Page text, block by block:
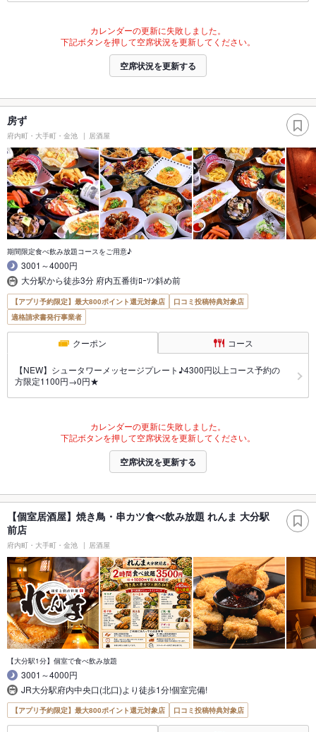
カレンダーの更新に失敗しました。
下記ボタンを押して空席状況を更新してください。
空席状況を更新する
房ず
府内町・大手町・金池 居酒屋
期間限定食べ飲み放題コースをご用意♪
3001～4000円
大分駅から徒歩3分 府内五番街ﾛｰｿﾝ斜め前
【アプリ予約限定】最大800ポイント還元対象店
口コミ投稿特典対象店
適格請求書発行事業者
クーポン コース
【NEW】シュータワーメッセージプレート♪4300円以上コース予約の
方限定1100円→0円★
カレンダーの更新に失敗しました。
下記ボタンを押して空席状況を更新してください。
空席状況を更新する
【個室居酒屋】焼き鳥・串カツ食べ飲み放題 れんま 大分駅
前店
府内町・大手町・金池 居酒屋
【大分駅1分】個室で食べ飲み放題
3001～4000円
JR大分駅府内中央口(北口)より徒歩1分!個室完備!
【アプリ予約限定】最大800ポイント還元対象店 口コミ投稿特典対象店